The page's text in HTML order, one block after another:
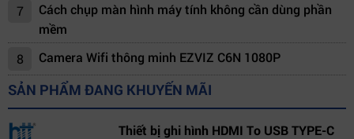
7
Cách chụp màn hình máy tính không cần dùng phần
mềm
8
Camera Wifi thông minh EZVIZ C6N 1080P
SẢN PHẨM ĐANG KHUYẾN MÃI
Thiết bị ghi hình HDMI To USB TYPE-C